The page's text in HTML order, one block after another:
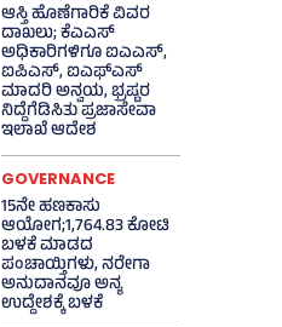
ಆಸ್ತಿ ಹೊಣೆಗಾರಿಕೆ ವಿವರ
ದಾಖಲು; ಕೆಎಎಸ್
ಅಧಿಕಾರಿಗಳಿಗೂ ಐಎಎಸ್‌,
ಐಪಿಎಸ್‌, ಐಎಫ್‌ಎಸ್‌
ಮಾದರಿ ಅನ್ವಯ, ಭ್ರಷ್ಟರ
ನಿದ್ದೆಗೆಡಿಸಿತು ಪ್ರಜಾಸೇವಾ
ಇಲಾಖೆ ಆದೇಶ
GOVERNANCE
15ನೇ ಹಣಕಾಸು
ಆಯೋಗ;1,764.83 ಕೋಟಿ
ಬಳಕೆ ಮಾಡದ
ಪಂಚಾಯ್ತಿಗಳು, ನರೇಗಾ
ಅನುದಾನವೂ ಅನ್ಯ
ಉದ್ದೇಶಕ್ಕೆ ಬಳಕೆ